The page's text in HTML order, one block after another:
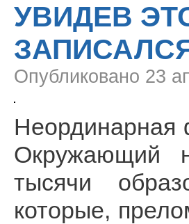
УВИДЕВ
Опубликовано 23
Неординарная
Окружающий
тысячи
которые,